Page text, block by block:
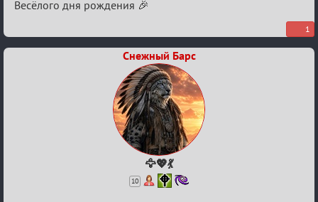
Весёлого дня рождения 🎉
1
Снежный Барс
🦅💖💃
10